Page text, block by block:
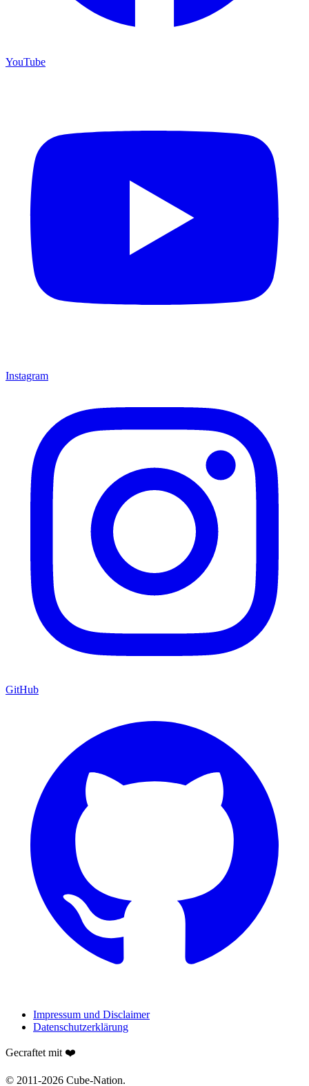
YouTube
Instagram
GitHub
Impressum und Disclaimer
Datenschutzerklärung
Gecraftet mit ❤️
© 2011-2026 Cube-Nation.